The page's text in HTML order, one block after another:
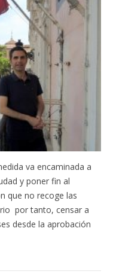
va encaminada a
y poner fin al
que no recoge las
por tanto, censar a
desde la aprobación